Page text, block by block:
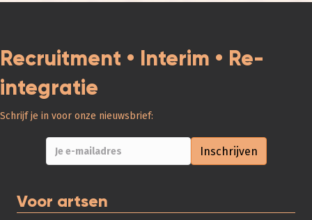
Recruitment • Interim • Re-
integratie
Schrijf je in voor onze nieuwsbrief:
Voor artsen